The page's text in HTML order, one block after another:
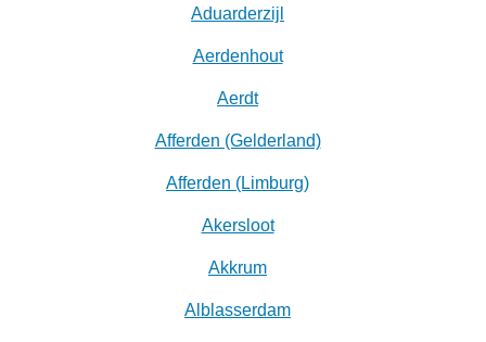
Aduarderzijl
Aerdenhout
Aerdt
Afferden (Gelderland)
Afferden (Limburg)
Akersloot
Akkrum
Alblasserdam